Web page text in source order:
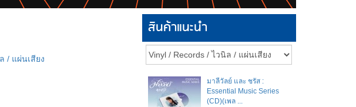
/ แผ่นเสียง
สินค้าแนะนำ
มาลีวัลย์​ และ​ ชรัส​ :
Essential Music Series
(CD)(เพล ...